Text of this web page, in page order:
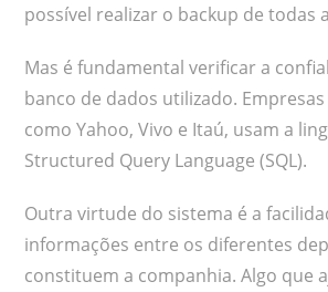
possível realizar o backup de todas
Mas é fundamental verificar a
banco de dados utilizado.
como Yahoo, Vivo e Itaú, usam a
Structured Query Language (SQL).
Outra virtude do sistema é a
informações entre os diferentes
constituem a companhia. Algo que